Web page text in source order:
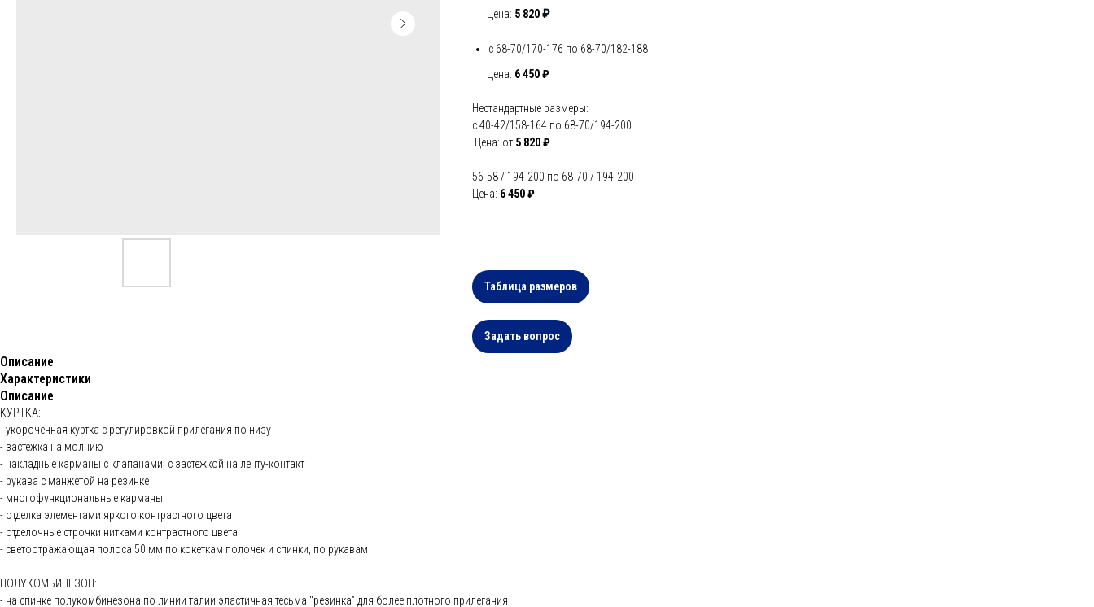
Цена: 5 820₽
с 68-70/170-176 по 68-70/182-188
Цена: 6 450 ₽
Нестандартные размеры:
с 40-42/158-164 по 68-70/194-200
Цена: от 5 820 ₽
56-58 / 194-200 по 68-70 / 194-200
Цена: 6 450 ₽
Таблица размеров
Задать вопрос
Описание
Характеристики
Описание
КУРТКА:
- укороченная куртка с регулировкой прилегания по низу
- застежка на молнию
- накладные карманы с клапанами, с застежкой на ленту-контакт
- рукава с манжетой на резинке
- многофункциональные карманы
- отделка элементами яркого контрастного цвета
- отделочные строчки нитками контрастного цвета
- светоотражающая полоса 50 мм по кокеткам полочек и спинки, по рукавам
ПОЛУКОМБИНЕЗОН:
- на спинке полукомбинезона по линии талии эластичная тесьма “резинка” для более плотного прилегания